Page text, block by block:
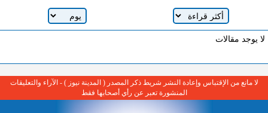
لا يوجد مقالات
لا مانع من الإقتباس وإعادة النشر شريط ذكر المصدر ( المدينة نيوز ) - الآراء والتعليقات
المنشورة تعبر عن رأي أصحابها فقط